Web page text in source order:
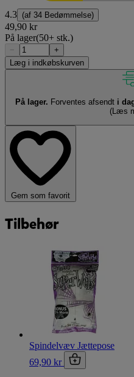
4.3 (af 34 Bedømmelse)
49,90 kr
På lager(50+ stk.)
−
+
Læg i indkøbskurven
På lager. Forventes afsendt i
(Læs
Gem som favorit
Tilbehør
Spindelvæv Jættepose
69,90 kr